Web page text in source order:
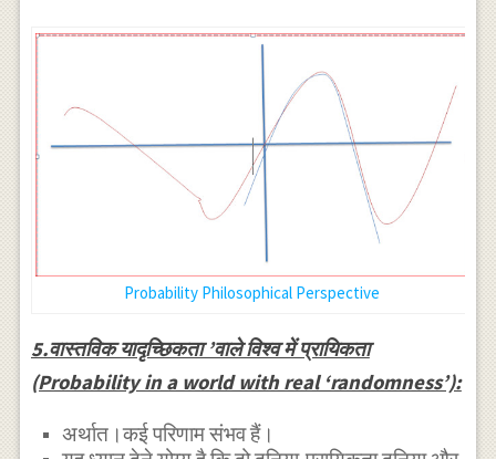
Probability Philosophical Perspective
5.वास्तविक यादृच्छिकता ’वाले विश्व में प्रायिकता
(Probability in a world with real ‘randomness’):
अर्थात।कई परिणाम संभव हैं।